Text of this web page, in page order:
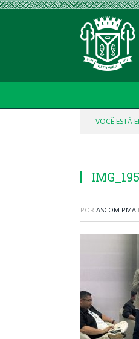
VOCÊ ESTÁ
POR ASCOM PMA